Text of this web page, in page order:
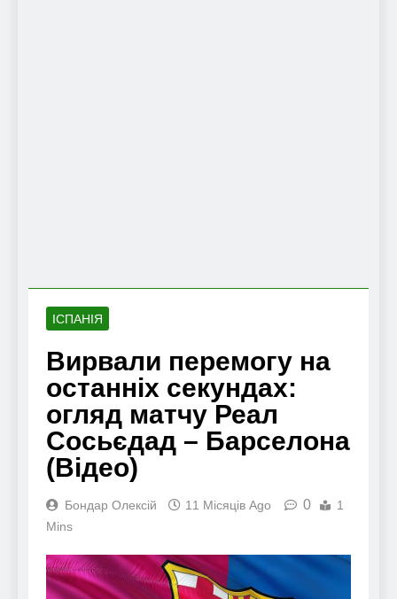
ІСПАНІЯ
Вирвали перемогу на
останніх секундах:
огляд матчу Реал
Сосьєдад – Барселона
(Відео)
Бондар Олексій 11 Місяців Ago 0
1
Mins